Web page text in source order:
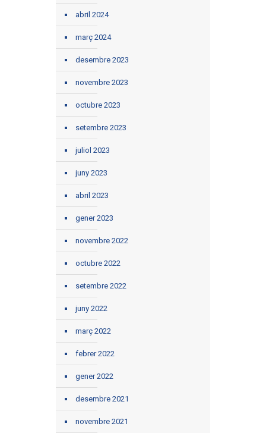
abril 2024
març 2024
desembre 2023
novembre 2023
octubre 2023
setembre 2023
juliol 2023
juny 2023
abril 2023
gener 2023
novembre 2022
octubre 2022
setembre 2022
juny 2022
març 2022
febrer 2022
gener 2022
desembre 2021
novembre 2021